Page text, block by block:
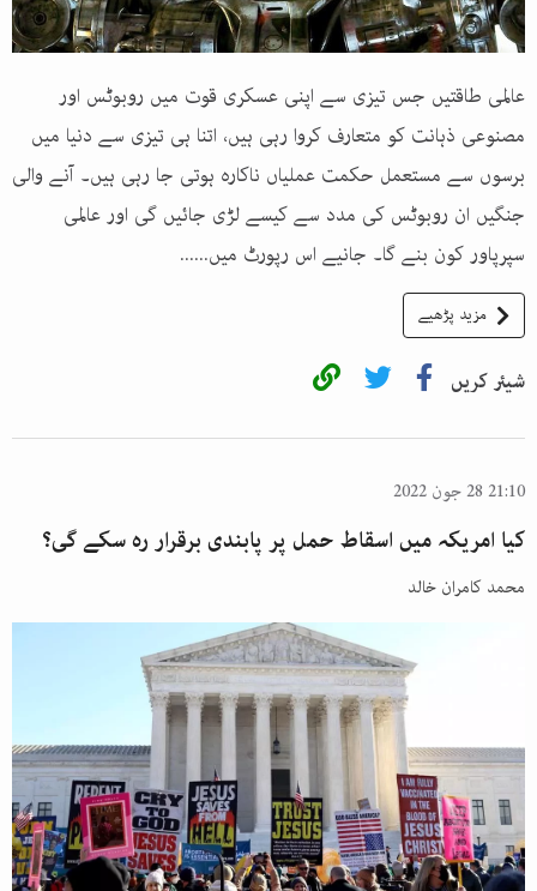
عالمی طاقتیں جس تیزی سے اپنی عسکری قوت میں روبوٹس اور
مصنوعی ذہانت کو متعارف کروا رہی ہیں، اتنا ہی تیزی سے دنیا میں
برسوں سے مستعمل حکمت عملیاں ناکارہ ہوتی جا رہی ہیں۔ آنے والی
جنگیں ان روبوٹس کی مدد سے کیسے لڑی جائیں گی اور عالمی
سپرپاور کون بنے گا۔ جانیے اس رپورٹ میں......
مزید پڑھیے
شیئر کریں
21:10 28 جون 2022
کیا امریکہ میں اسقاط حمل پر پابندی برقرار رہ سکے گی؟
محمد کامران خالد